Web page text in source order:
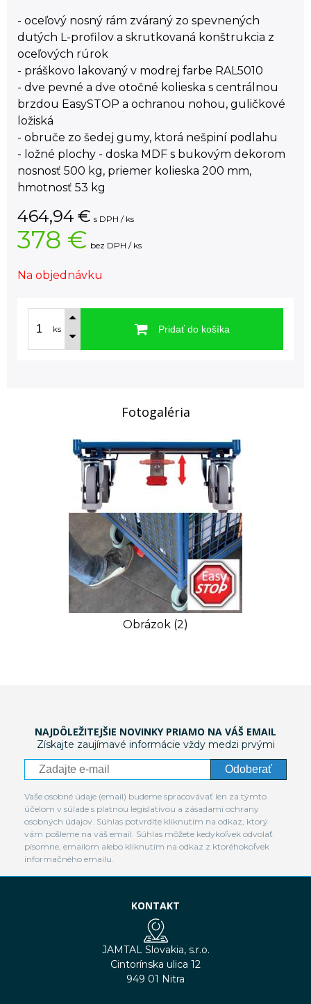
- oceľový nosný rám zváraný zo spevnených
dutých L-profilov a skrutkovaná konštrukcia z
oceľových rúrok
- práškovo lakovaný v modrej farbe RAL5010
- dve pevné a dve otočné kolieska s centrálnou
brzdou EasySTOP a ochranou nohou, guličkové
ložiská
- obruče zo šedej gumy, ktorá nešpiní podlahu
- ložné plochy - doska MDF s bukovým dekorom
nosnosť 500 kg, priemer kolieska 200 mm,
hmotnosť 53 kg
464,94 € s DPH / ks
378 € bez DPH / ks
Na objednávku
ks Pridať do košíka
Fotogaléria
Obrázok (2)
NAJDÔLEŽITEJŠIE NOVINKY PRIAMO NA VÁŠ EMAIL
Získajte zaujímavé informácie vždy medzi prvými
Odoberať
Vaše osobné údaje (email) budeme spracovávať len za týmto
účelom v súlade s platnou legislatívou a zásadami ochrany
osobných údajov. Súhlas potvrdíte kliknutím na odkaz, ktorý
vám pošleme na váš email. Súhlas môžete kedykoľvek odvolať
písomne, emailom alebo kliknutím na odkaz z ktoréhokoľvek
informačného emailu.
KONTAKT
JAMTAL Slovakia, s.r.o.
Cintorínska ulica 12
949 01 Nitra